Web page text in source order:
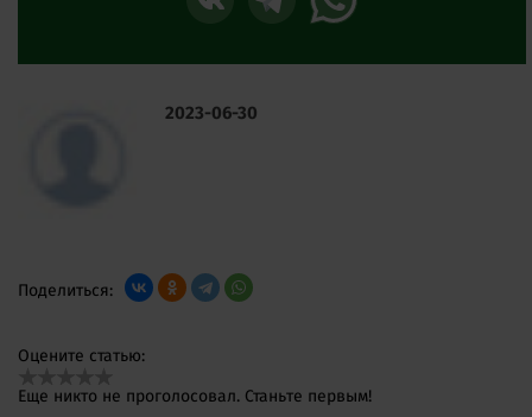
2023-06-30
Поделиться:
Оцените статью:
Еще никто не проголосовал. Станьте первым!